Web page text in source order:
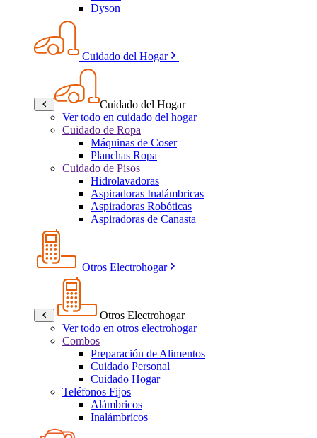
Dyson
Cuidado del Hogar
Cuidado del Hogar
Ver todo en cuidado del hogar
Cuidado de Ropa
Máquinas de Coser
Planchas Ropa
Cuidado de Pisos
Hidrolavadoras
Aspiradoras Inalámbricas
Aspiradoras Robóticas
Aspiradoras de Canasta
Otros Electrohogar
Otros Electrohogar
Ver todo en otros electrohogar
Combos
Preparación de Alimentos
Cuidado Personal
Cuidado Hogar
Teléfonos Fijos
Alámbricos
Inalámbricos